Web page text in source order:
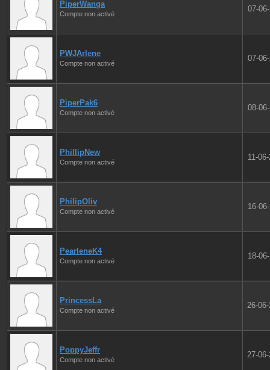
PiperWanga
Compte non activé
07-
PWJArlene
Compte non activé
07-
PiperPak6
Compte non activé
08-
PhillipNew
Compte non activé
11-
PhilipOliv
Compte non activé
16-
PearleneK4
Compte non activé
18-
PrincessLa
Compte non activé
26-
PoppyJeffr
Compte non activé
27-